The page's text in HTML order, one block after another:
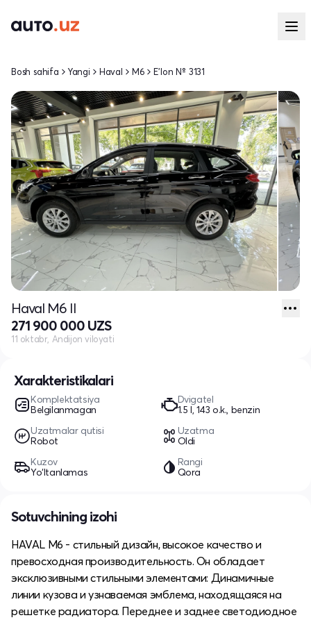
Xarakteristikalari
Komplektatsiya
Belgilanmagan
Dvigatel
1.5 l, 143 o.k., benzin
Uzatmalar qutisi
Robot
Uzatma
Oldi
Kuzov
Yo‘ltanlamas
Rangi
Qora
Bosh sahifa Yangi Haval M6 E'lon № 3131
Haval M6 II
271 900 000 UZS
11 oktabr, Andijon viloyati
Sotuvchining izohi
HAVAL M6 - стильный дизайн, высокое качество и
превосходная производительность. Он обладает
эксклюзивными стильными элементами: Динамичные
линии кузова и узнаваемая эмблема, находящаяся на
решетке радиатора. Переднее и заднее светодиодное